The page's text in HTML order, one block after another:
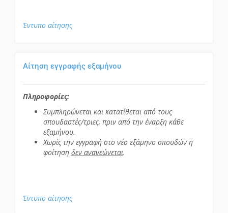
Έντυπο αίτησης
Αίτηση εγγραφής εξαμήνου
Πληροφορίες:
Συμπληρώνεται και κατατίθεται από τους
σπουδαστές/τριες, πριν από την έναρξη κάθε
εξαμήνου.
Χωρίς την εγγραφή στο νέο εξάμηνο σπουδών η
φοίτηση δεν ανανεώνεται.
Έντυπο αίτησης